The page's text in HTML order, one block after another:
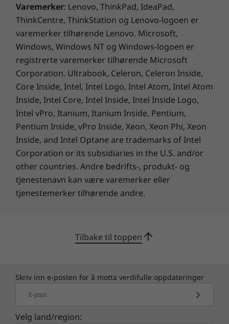
Varemerker: Lenovo, ThinkPad, IdeaPad,
ThinkCentre, ThinkStation og Lenovo-logoen er
varemerker tilhørende Lenovo. Microsoft,
Windows, Windows NT og Windows-logoen er
registrerte varemerker tilhørende Microsoft
Corporation. Ultrabook, Celeron, Celeron Inside,
Core Inside, Intel, Intel Logo, Intel Atom, Intel Atom
Inside, Intel Core, Intel Inside, Intel Inside Logo,
Intel vPro, Itanium, Itanium Inside, Pentium,
Pentium Inside, vPro Inside, Xeon, Xeon Phi, Xeon
Inside, and Intel Optane are trademarks of Intel
Corporation or its subsidiaries in the U.S. and/or
other countries. Andre bedrifts-, produkt- og
tjenestenavn kan være varemerker eller
tjenestemerker tilhørende andre.
Tilbake til toppen
Skriv inn e-posten for å motta verdifulle oppdateringer
E-post
Velg land/region: